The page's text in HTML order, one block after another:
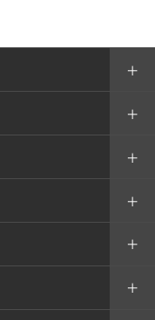
＋
＋
＋
＋
＋
＋